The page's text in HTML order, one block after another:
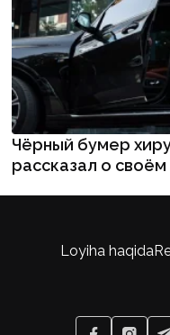
Чёрный бумер
рассказал о своём
Loyiha haqida